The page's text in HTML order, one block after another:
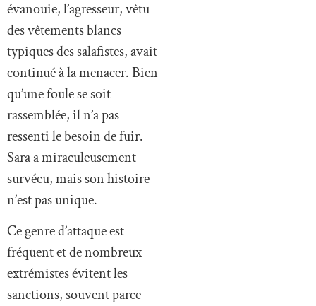
évanouie, l’agresseur, vêtu
des vêtements blancs
typiques des salafistes, avait
continué à la menacer. Bien
qu’une foule se soit
rassemblée, il n’a pas
ressenti le besoin de fuir.
Sara a miraculeusement
survécu, mais son histoire
n’est pas unique.
Ce genre d’attaque est
fréquent et de nombreux
extrémistes évitent les
sanctions, souvent parce